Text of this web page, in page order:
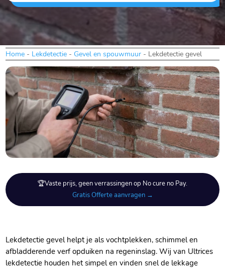
Home - Lekdetectie - Gevel en spouwmuur - Lekdetectie gevel
🏆Vaste prijs, geen verrassingen op No cure no Pay.
Gratis Offerte aanvragen →
Lekdetectie gevel helpt je als vochtplekken, schimmel en
afbladderende verf opduiken na regeninslag.​ Wij van Ultrices
lekdetectie houden het simpel en vinden snel de lekkage